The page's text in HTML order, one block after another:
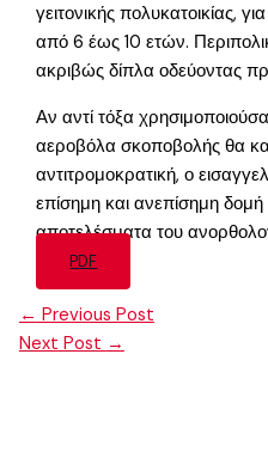
γειτονικής πολυκατοικίας,
από 6 έως 10 ετών.
ακριβώς δίπλα οδεύοντας
Αν αντί τόξα
αεροβόλα σκοποβολής θα
αντιτρομοκρατική, ο
επίσημη και ανεπίσημη δομή
αποτελέσματα του
PDF
← Previous Post
Next Post →